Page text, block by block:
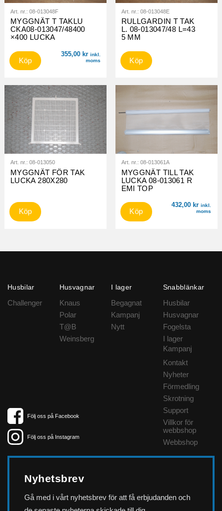
Art. nr.: 08-013048F
MYGGNÄT T TAKLU
CKA08-013047/48400
×400 LUCKA
355,00 kr inkl.
moms
Köp
Art. nr.: 08-013048E
RULLGARDIN T TAK
L. 08-013047/48 L=43
5 MM
Köp
Art. nr.: 08-013050
MYGGNÄT FÖR TAK
LUCKA 280X280
Köp
Art. nr.: 08-013061A
MYGGNÄT TILL TAK
LUCKA 08-013061 R
EMI TOP
432,00 kr inkl.
moms
Köp
Husbilar
Challenger
Husvagnar
Knaus
Polar
T@B
Weinsberg
I lager
Begagnat
Kampanj
Nytt
Snabblänkar
Husbilar
Husvagnar
Fogelsta
I lager
Kampanj
Kontakt
Nyheter
Förmedling
Skrotning
Support
Villkor för
webbshop
Webbshop
Följ oss på Facebook
Följ oss på Instagram
Nyhetsbrev
Gå med i vårt nyhetsbrev för att få erbjudanden och